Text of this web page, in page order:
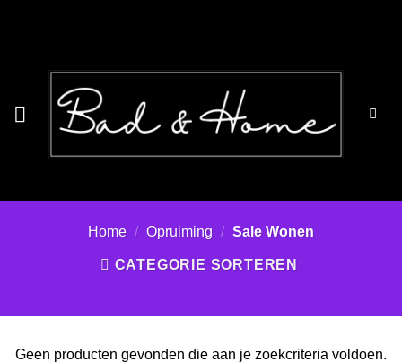
Home / Opruiming / Sale Wonen
CATEGORIE SORTEREN
Geen producten gevonden die aan je zoekcriteria voldoen.